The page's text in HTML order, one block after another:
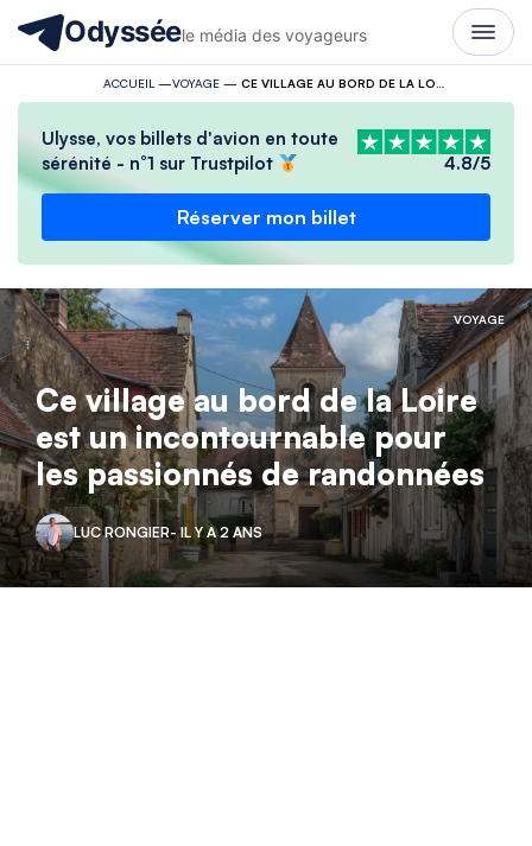
Odysséele média des voyageurs
ACCUEIL —VOYAGE—
Ulysse, vos billets d'avion en toute
sérénité - n°1 sur Trustpilot
4.8/5
Réserver mon billet
VOYAGE
Ce village au bord de la Loire
est un incontournable pour
les passionnés de randonnées
LUC RONGIER- IL Y A 2 ANS